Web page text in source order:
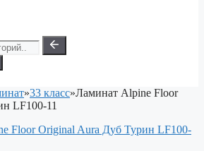
»33 класс»Ламинат Alpine Floor
LF100-11